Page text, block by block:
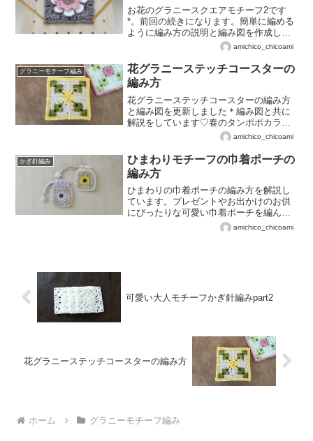
お花のグラニースクエアモチーフ2です
*。前回の続きになります。簡単に編める
ように編み方の説明と編み図を作成しま
amichico_chicoami
グラニーモチーフ編み
花グラニーステッチコースターの
編み方
花グラニーステッチコースターの編み方
と編み図を更新しました＊編み図と共に
解説をしています♡春のタンポポカラー
で編んでみましょう(*^^*) amichico_chicoami
かぎ針編み
ひまわりモチーフの巾着ポーチの
編み方
ひまわりの巾着ポーチの編み方を解説し
ています。プレゼントやお出かけのお供
にぴったりな可愛い巾着ポーチを編んで
amichico_chicoami
可愛い大人モチーフかぎ針編みpart2
花グラニーステッチコースターの編み方
ホーム グラニーモチーフ編み